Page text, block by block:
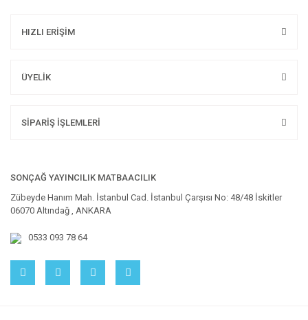
HIZLI ERİŞİM
ÜYELİK
SİPARİŞ İŞLEMLERİ
SONÇAĞ YAYINCILIK MATBAACILIK
Zübeyde Hanım Mah. İstanbul Cad. İstanbul Çarşısı No: 48/48 İskitler
06070 Altındağ , ANKARA
0533 093 78 64